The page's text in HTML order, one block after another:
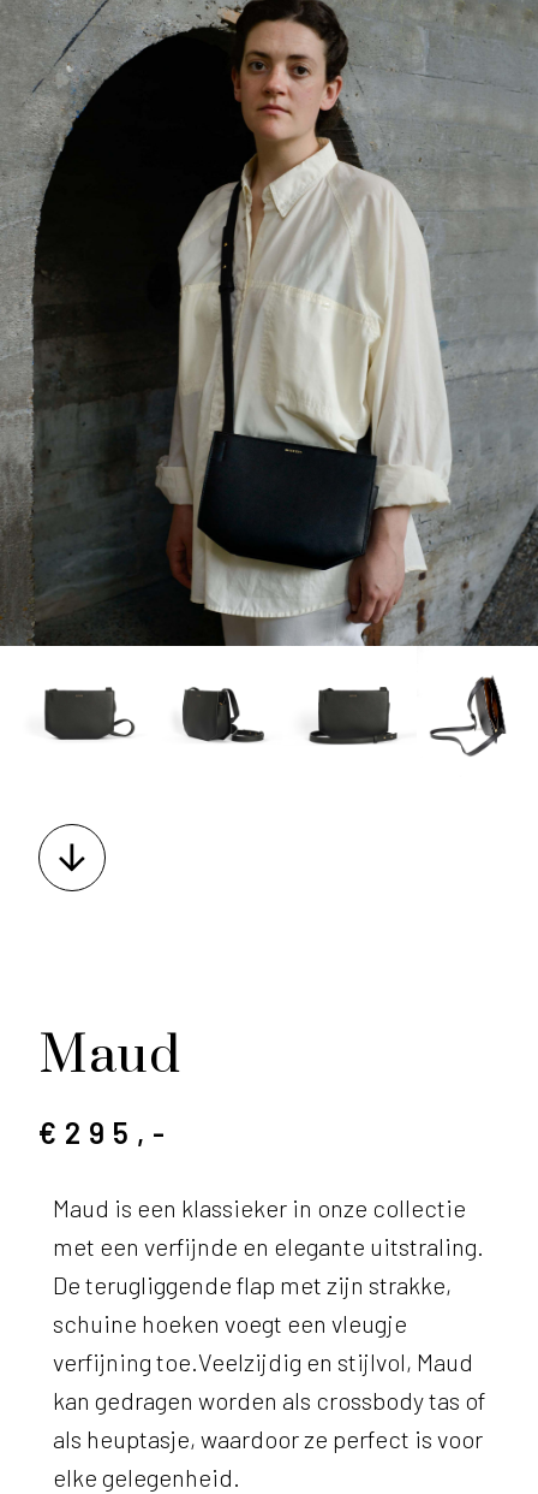
Maud
€295,-
Maud is een klassieker in onze collectie
met een verfijnde en elegante uitstraling.
De terugliggende flap met zijn strakke,
schuine hoeken voegt een vleugje
verfijning toe.Veelzijdig en stijlvol, Maud
kan gedragen worden als crossbody tas of
als heuptasje, waardoor ze perfect is voor
elke gelegenheid.